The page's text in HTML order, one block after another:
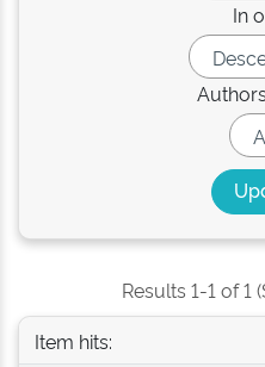
In
Results 1-1 of 1
Item hits: